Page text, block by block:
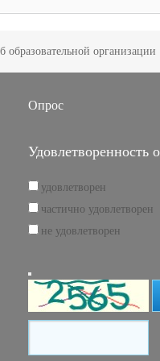
образовательной организации
Опрос
Удовлетворенность
удовлетворен
частично удовлетворен
не удовлетворен